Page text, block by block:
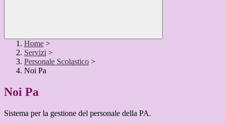
Home >
Servizi >
Personale Scolastico >
Noi Pa
Noi Pa
Sistema per la gestione del personale della PA.